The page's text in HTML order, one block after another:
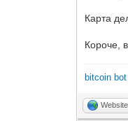
Карта
Короче,
bitcoin
Website